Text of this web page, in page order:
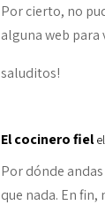
Por cierto, no
alguna web para
saluditos!
El cocinero fiel
Por dónde
que nada. En